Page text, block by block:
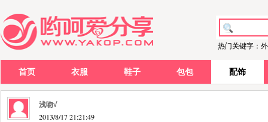
热门关键字：
首页 衣服 鞋子 包包 配饰
浅吻√
2013/8/17 21:21:49